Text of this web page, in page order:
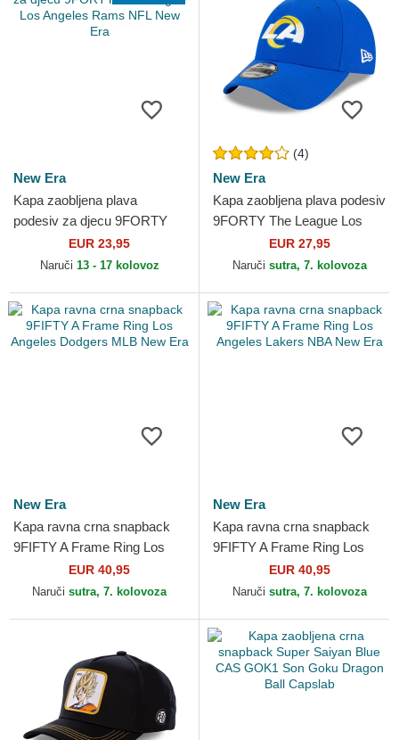
New Era
Kapa zaobljena plava
podesiv za djecu 9FORTY
The League Los Angeles
Rams NFL New Era
EUR 23,95
Naruči 13 - 17 kolovoz
(4)
New Era
Kapa zaobljena plava podesiv
9FORTY The League Los
Angeles Rams NFL New Era
EUR 27,95
Naruči sutra, 7. kolovoza
New Era
Kapa ravna crna snapback
9FIFTY A Frame Ring Los
Angeles Dodgers MLB New
Era
EUR 40,95
Naruči sutra, 7. kolovoza
New Era
Kapa ravna crna snapback
9FIFTY A Frame Ring Los
Angeles Lakers NBA New
EUR 40,95
Naruči sutra, 7. kolovoza